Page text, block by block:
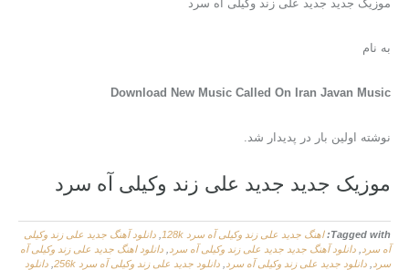
موزیک جدید جديد علی زند وکیلی آه سرد
به نام
Download New Music Called On Iran Javan Music
نوشته اولین بار در پدیدار شد.
موزیک جدید جديد علی زند وکیلی آه سرد
Tagged with: اهنگ جديد علی زند وکیلی آه سرد 128k
دانلود آهنگ جديد علی زند وکیلی
آه سرد
دانلود آهنگ جدید جديد علی زند وکیلی آه سرد
دانلود اهنگ جديد علی زند وکیلی آه
سرد
دانلود جديد علی زند وکیلی آه سرد دانلود جديد علی زند وکیلی آه سرد 256k
دانلود